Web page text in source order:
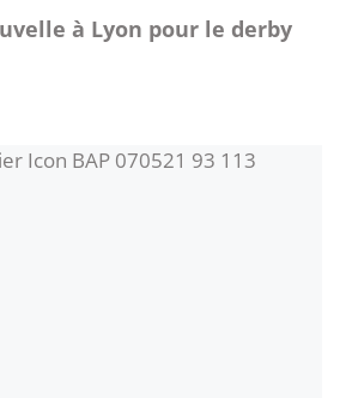
à Lyon pour le derby